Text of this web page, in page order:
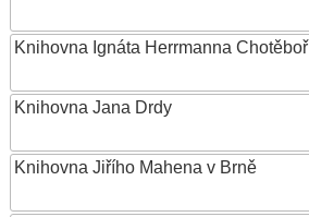
Knihovna Ignáta Herrmanna Chotěboř
Knihovna Jana Drdy
Knihovna Jiřího Mahena v Brně